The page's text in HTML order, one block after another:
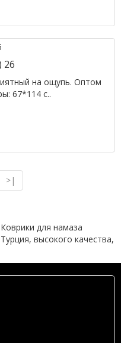
26
на ощупь. Оптом
67*114 с..
>|
Коврики для намаза
Турция, высокого качества,